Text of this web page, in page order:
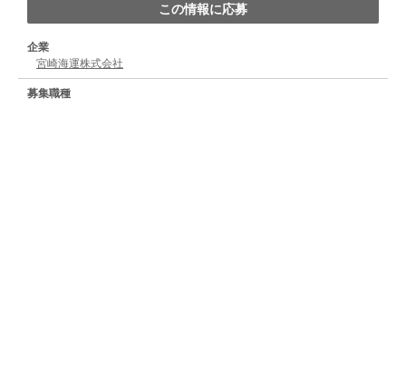
この情報に応募
企業
宮崎海運株式会社
募集職種